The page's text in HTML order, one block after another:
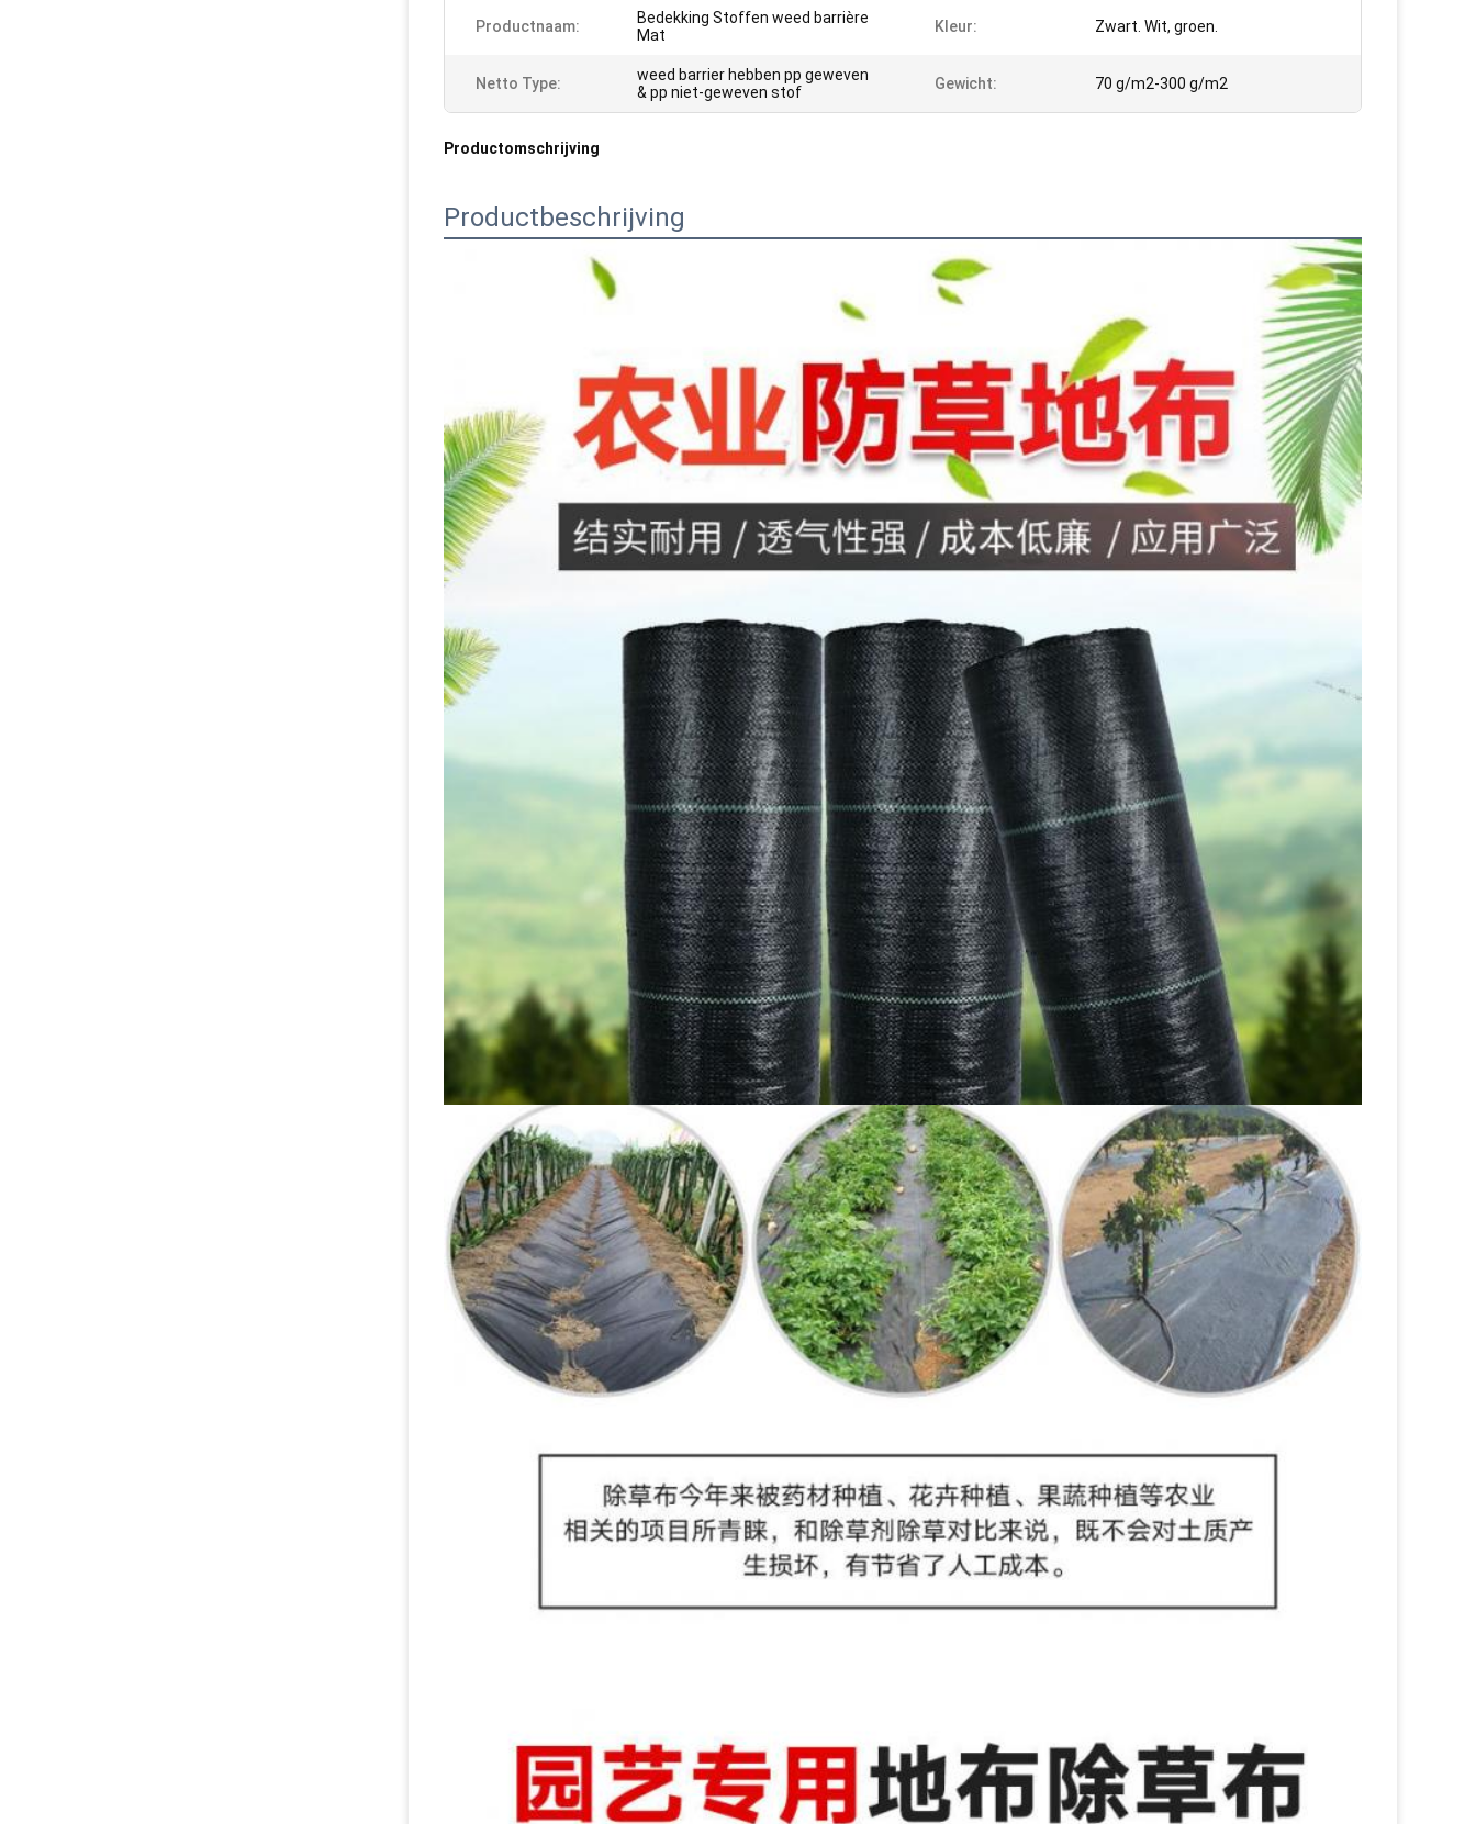
Productnaam:
Bedekking Stoffen weed barrière
Mat
Kleur: Zwart. Wit, groen.
Netto Type:
weed barrier hebben pp geweven
& pp niet-geweven stof
Gewicht: 70 g/m2-300 g/m2
Productomschrijving
Productbeschrijving